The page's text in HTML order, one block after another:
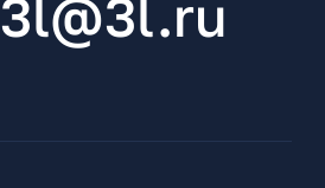
3l@3l.ru